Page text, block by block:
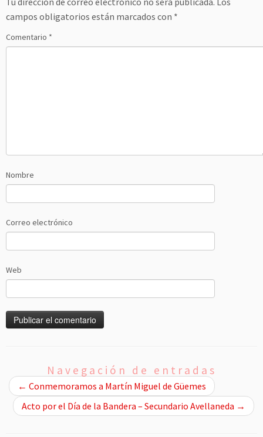
campos obligatorios están marcados con *
Comentario *
Nombre
Correo electrónico
Web
Navegación de entradas
← Conmemoramos a Martín Miguel de Güemes
Acto por el Día de la Bandera – Secundario Avellaneda →